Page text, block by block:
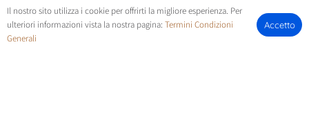
T:
+393294142035
E:
Informazioni
Chi Siamo
Il nostro sito utilizza i cookie per offrirti la migliore esperienza. Per
ulteriori informazioni vista la nostra pagina: Termini Condizioni
Generali
Accetto